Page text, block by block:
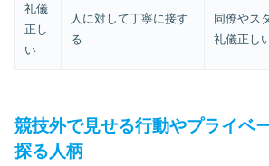
礼儀
正し
い
人に対して丁寧に接す
る
同僚やス
礼儀正し
競技外で見せる行動やプライベ
探る人柄